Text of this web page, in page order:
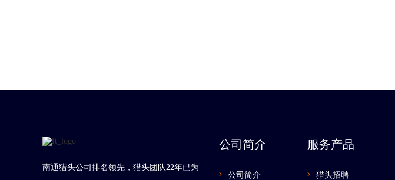
南通猎头公司排名领先，猎头团队22年已为
公司简介
公司简介
服务产品
猎头招聘